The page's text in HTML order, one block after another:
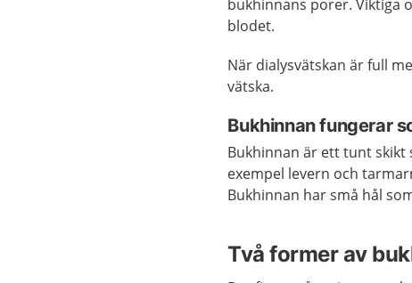
bukhinnans porer. Viktiga
blodet.
När dialysvätskan är full
vätska.
Bukhinnan fungerar
Bukhinnan är ett tunt skikt
exempel levern och
Bukhinnan har små hål
Två former av